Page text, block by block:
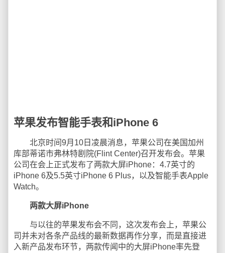
苹果发布智能手表和iPhone 6
北京时间9月10日凌晨消息，苹果公司在美国加州
库部蒂诺市弗林特剧院(Flint Center)召开发布会。苹果
公司在会上正式发布了两款大屏iPhone：4.7英寸的
iPhone 6及5.5英寸iPhone 6 Plus，以及智能手表Apple
Watch。
两款大屏iPhone
与以往的苹果发布会不同，这次发布会上，苹果公
司并未对各条产品线的最新数据再作分享，而是直接进
入新产品发布环节，两款传闻中的大屏iPhone率先登